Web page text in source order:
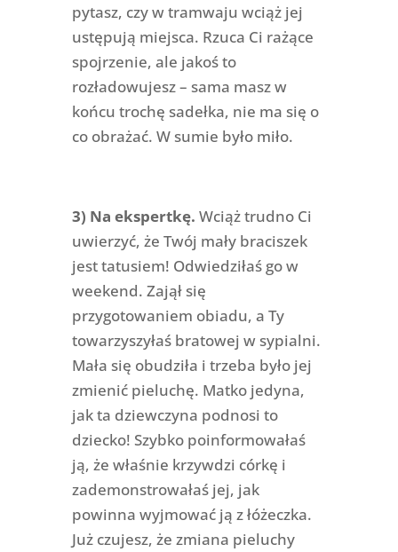
pytasz, czy w tramwaju wciąż jej
ustępują miejsca. Rzuca Ci rażące
spojrzenie, ale jakoś to
rozładowujesz – sama masz w
końcu trochę sadełka, nie ma się o
co obrażać. W sumie było miło.
3) Na ekspertkę. Wciąż trudno Ci
uwierzyć, że Twój mały braciszek
jest tatusiem! Odwiedziłaś go w
weekend. Zajął się
przygotowaniem obiadu, a Ty
towarzyszyłaś bratowej w sypialni.
Mała się obudziła i trzeba było jej
zmienić pieluchę. Matko jedyna,
jak ta dziewczyna podnosi to
dziecko! Szybko poinformowałaś
ją, że właśnie krzywdzi córkę i
zademonstrowałaś jej, jak
powinna wyjmować ją z łóżeczka.
Już czujesz, że zmiana pieluchy